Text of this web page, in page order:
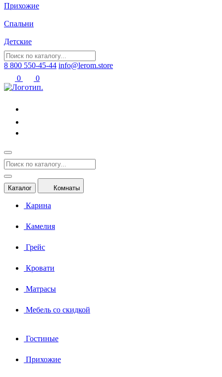
Прихожие
Спальни
Детские
8 800 550-45-44 info@lerom.store
0
0
Каталог Комнаты
Карина
Камелия
Грейс
Кровати
Матрасы
Мебель со скидкой
Гостиные
Прихожие